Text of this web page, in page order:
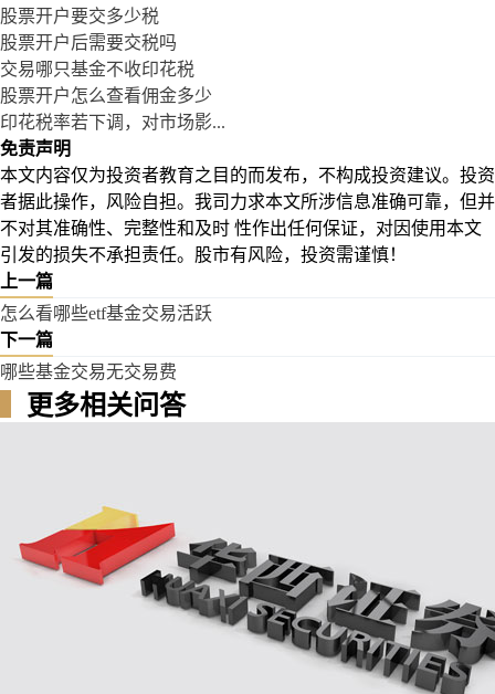
股票开户要交多少税
股票开户后需要交税吗
交易哪只基金不收印花税
股票开户怎么查看佣金多少
印花税率若下调，对市场影...
免责声明
本文内容仅为投资者教育之目的而发布，不构成投资建议。投资
者据此操作，风险自担。我司力求本文所涉信息准确可靠，但并
不对其准确性、完整性和及时 性作出任何保证，对因使用本文
引发的损失不承担责任。股市有风险，投资需谨慎！
上一篇
怎么看哪些etf基金交易活跃
下一篇
哪些基金交易无交易费
更多相关问答